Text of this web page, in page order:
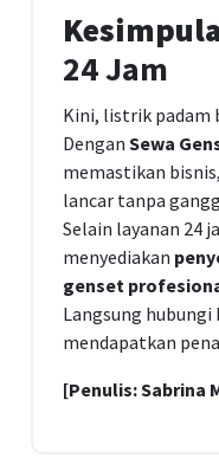
24 Jam
Kini, listrik padam
Dengan Sewa
memastikan
lancar tanpa
Selain layanan 24
menyediakan
genset
Langsung hubungi
mendapatkan
[Penulis: Sabrina